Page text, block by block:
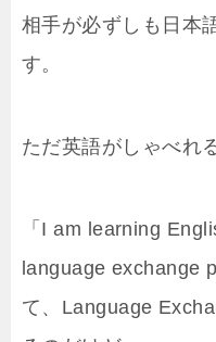
相手が必ずしも日本
す。
ただ英語がしゃべれ
「I am learning
language exchange
て、Language